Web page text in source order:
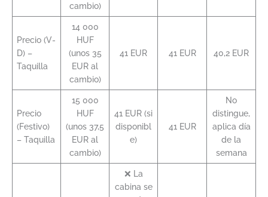
cambio)
Precio (V-
D) –
Taquilla
14 000
HUF
(unos 35
EUR al
cambio)
41 EUR 41 EUR 40,2 EUR
Precio
(Festivo)
– Taquilla
15 000
HUF
(unos 37,5
EUR al
cambio)
41 EUR (si
disponibl
e)
41 EUR
No
distingue,
aplica día
de la
semana
❌ La
cabina se